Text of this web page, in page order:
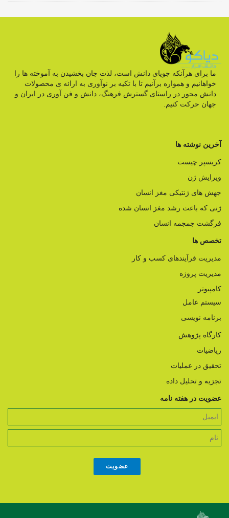
ما برای هرآنکه جویای دانش است، لذت جان بخشیدن به آموخته ها را
خواهانیم و همواره برآنیم تا با تکیه بر نوآوری به ارائه ی محصولات
دانش محور در راستای گسترش فرهنگ، دانش و فن آوری در ایران و
جهان حرکت کنیم.
آخرین نوشته ها
کریسپر چیست
ویرایش ژن
جهش های ژنتیکی مغز انسان
ژنی که باعث رشد مغز انسان شده
فرگشت جمجمه انسان
تخصص ها
مدیریت فرآیندهای کسب و کار
مدیریت پروژه
کامپیوتر
سیستم عامل
برنامه نویسی
کارگاه پژوهش
ریاضیات
تحقیق در عملیات
تجزیه و تحلیل داده
عضویت در هفته نامه